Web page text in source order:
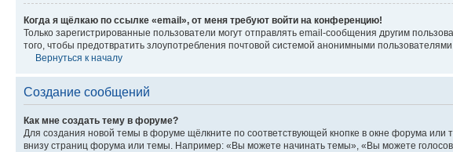
Когда я щёлкаю по ссылке «email», от меня требуют войти на конференцию!
Только зарегистрированные пользователи могут отправлять email-сообщения другим
того, чтобы предотвратить злоупотребления почтовой системой анонимными
Вернуться к началу
Создание сообщений
Как мне создать тему в форуме?
Для создания новой темы в форуме щёлкните по соответствующей кнопке в окне форума
внизу страниц форума или темы. Например: «Вы можете начинать темы», «Вы можете